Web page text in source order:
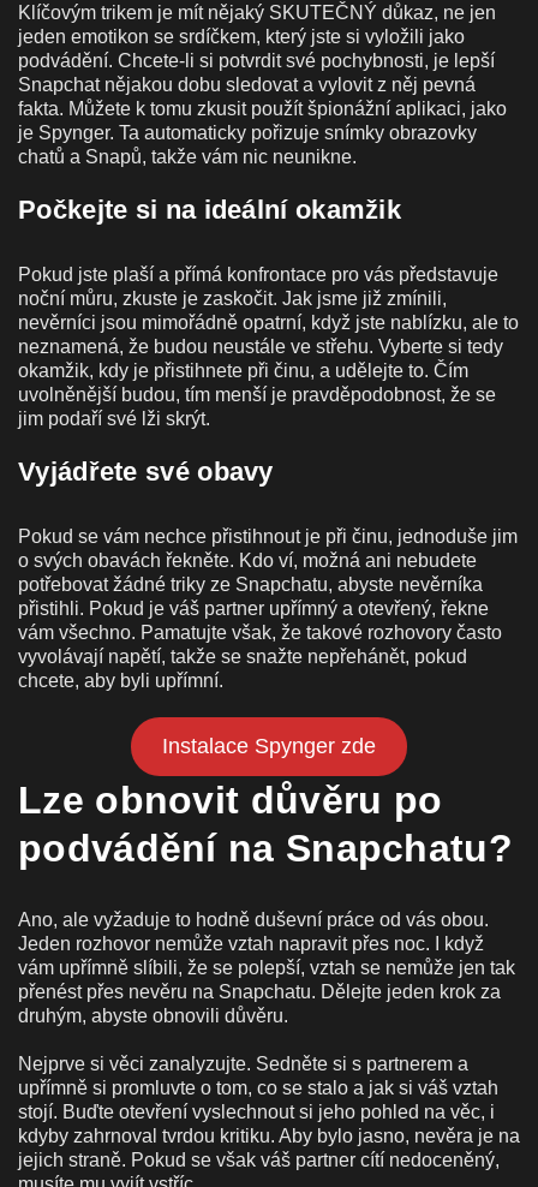
Klíčovým trikem je mít nějaký SKUTEČNÝ důkaz, ne jen
jeden emotikon se srdíčkem, který jste si vyložili jako
podvádění. Chcete-li si potvrdit své pochybnosti, je lepší
Snapchat nějakou dobu sledovat a vylovit z něj pevná
fakta. Můžete k tomu zkusit použít špionážní aplikaci, jako
je Spynger. Ta automaticky pořizuje snímky obrazovky
chatů a Snapů, takže vám nic neunikne.
Počkejte si na ideální okamžik
Pokud jste plaší a přímá konfrontace pro vás představuje
noční můru, zkuste je zaskočit. Jak jsme již zmínili,
nevěrníci jsou mimořádně opatrní, když jste nablízku, ale to
neznamená, že budou neustále ve střehu. Vyberte si tedy
okamžik, kdy je přistihnete při činu, a udělejte to. Čím
uvolněnější budou, tím menší je pravděpodobnost, že se
jim podaří své lži skrýt.
Vyjádřete své obavy
Pokud se vám nechce přistihnout je při činu, jednoduše jim
o svých obavách řekněte. Kdo ví, možná ani nebudete
potřebovat žádné triky ze Snapchatu, abyste nevěrníka
přistihli. Pokud je váš partner upřímný a otevřený, řekne
vám všechno. Pamatujte však, že takové rozhovory často
vyvolávají napětí, takže se snažte nepřehánět, pokud
chcete, aby byli upřímní.
Instalace Spynger zde
Lze obnovit důvěru po
podvádění na Snapchatu?
Ano, ale vyžaduje to hodně duševní práce od vás obou.
Jeden rozhovor nemůže vztah napravit přes noc. I když
vám upřímně slíbili, že se polepší, vztah se nemůže jen tak
přenést přes nevěru na Snapchatu. Dělejte jeden krok za
druhým, abyste obnovili důvěru.
Nejprve si věci zanalyzujte. Sedněte si s partnerem a
upřímně si promluvte o tom, co se stalo a jak si váš vztah
stojí. Buďte otevření vyslechnout si jeho pohled na věc, i
kdyby zahrnoval tvrdou kritiku. Aby bylo jasno, nevěra je na
jejich straně. Pokud se však váš partner cítí nedoceněný,